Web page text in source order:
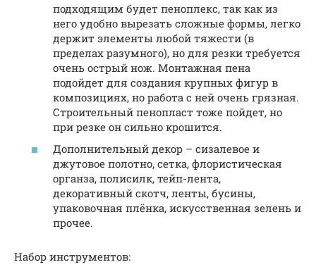
подходящим будет пеноплекс, так как из
него удобно вырезать сложные формы, легко
держит элементы любой тяжести (в
пределах разумного), но для резки требуется
очень острый нож. Монтажная пена
подойдет для создания крупных фигур в
композициях, но работа с ней очень грязная.
Строительный пенопласт тоже пойдет, но
при резке он сильно крошится.
Дополнительный декор – сизалевое и
джутовое полотно, сетка, флористическая
органза, полисилк, тейп-лента,
декоративный скотч, ленты, бусины,
упаковочная плёнка, искусственная зелень и
прочее.
Набор инструментов: